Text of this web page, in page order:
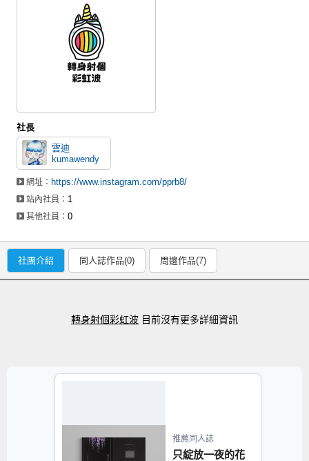
註冊會員
登入
社長
雲迪
kumawendy
網址： https://www.instagram.com/pprb8/
站內社員： 1
其他社員：0
社團介紹 同人誌作品(0) 周邊作品(7)
轉身射個彩虹波 目前沒有更多詳細資訊
推薦同人誌
只綻放一夜的花